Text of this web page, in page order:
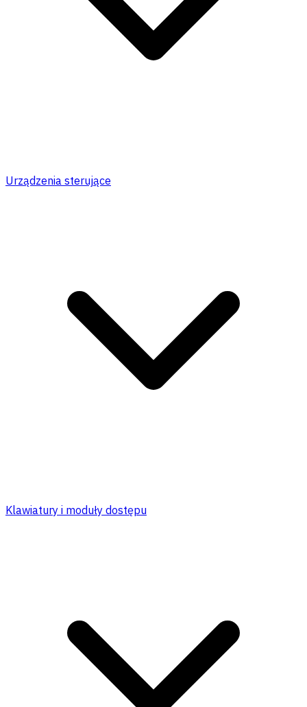
Urządzenia sterujące
Klawiatury i moduły dostępu